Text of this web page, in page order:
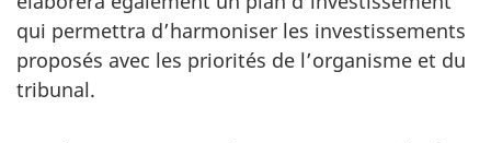
qui permettra d’harmoniser les investissements
proposés avec les priorités de l’organisme et du
tribunal.